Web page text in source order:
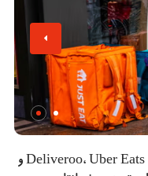
رانندگان تحویل غذا شرکت هایی از قبیل Deliveroo، Uber Eats و